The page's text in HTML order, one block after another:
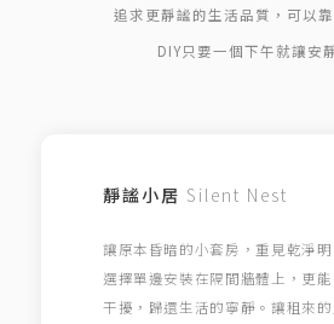
追求更靜謐的生活品質，可以
DIY只要一個下午就讓安
靜謐小居 Silent Nest
讓原本昏暗的小套房，重見乾淨明
選擇單邊安裝在隔間牆體上，更
干擾，歸還生活的寧靜。讓租來